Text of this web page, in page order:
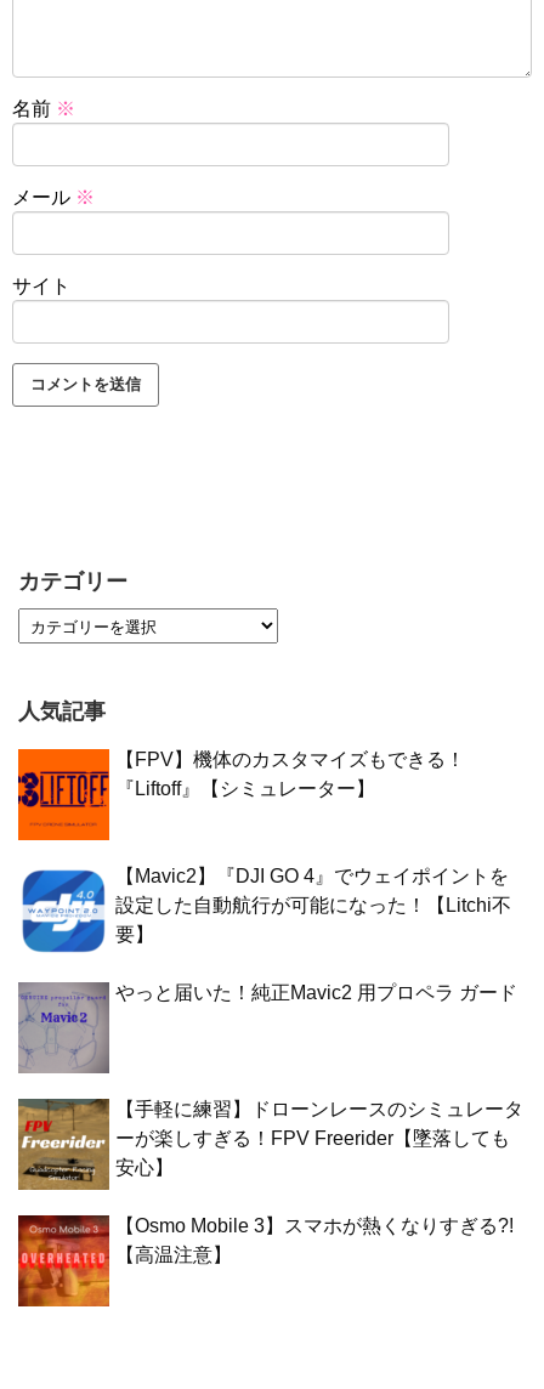
名前 ※
メール ※
サイト
カテゴリー
人気記事
【FPV】機体のカスタマイズもできる！
『Liftoff』【シミュレーター】
【Mavic2】『DJI GO 4』でウェイポイントを
設定した自動航行が可能になった！【Litchi不
要】
やっと届いた！純正Mavic2 用プロペラ ガード
【手軽に練習】ドローンレースのシミュレータ
ーが楽しすぎる！FPV Freerider【墜落しても
安心】
【Osmo Mobile 3】スマホが熱くなりすぎる?!
【高温注意】